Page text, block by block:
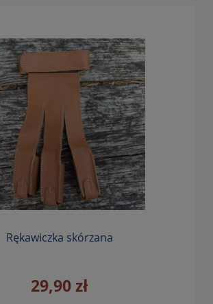
Rękawiczka skórzana
29,90 zł